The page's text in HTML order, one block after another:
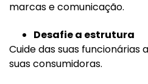
marcas e comunicação.
Desafie a estrutura
Cuide das suas funcionárias
suas consumidoras.